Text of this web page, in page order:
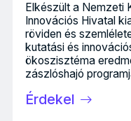
Elkészült a Nemzeti
Innovációs Hivatal
röviden és
kutatási és
ökoszisztéma
zászlóshajó
Érdekel